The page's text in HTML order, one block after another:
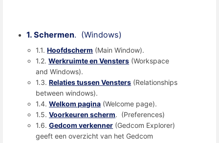
1. Schermen. (Windows)
1.1.Hoofdscherm (Main Window).
1.2.Werkruimte en Vensters (Workspace
and Windows).
1.3.Relaties tussen Vensters (Relationships
between windows).
1.4.Welkom pagina (Welcome page).
1.5.Voorkeuren scherm. (Preferences)
1.6.Gedcom verkenner (Gedcom Explorer)
geeft een overzicht van het Gedcom